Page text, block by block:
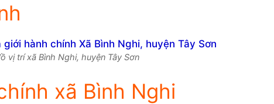
vị trí xã Bình Nghi, huyện Tây Sơn
xã Bình Nghi